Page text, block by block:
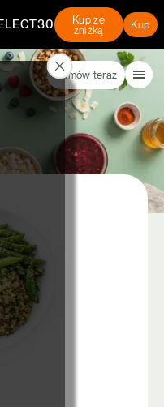
Kup ze
zniżką
Kup
Zamów teraz